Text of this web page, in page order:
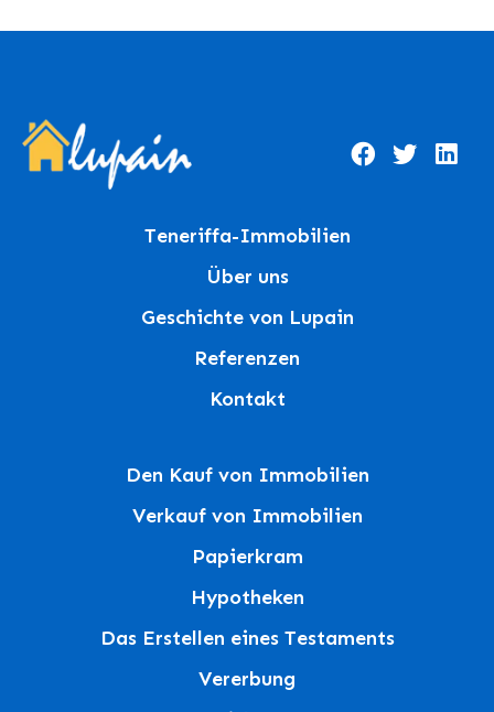
Teneriffa-Immobilien
Über uns
Geschichte von Lupain
Referenzen
Kontakt
Den Kauf von Immobilien
Verkauf von Immobilien
Papierkram
Hypotheken
Das Erstellen eines Testaments
Vererbung